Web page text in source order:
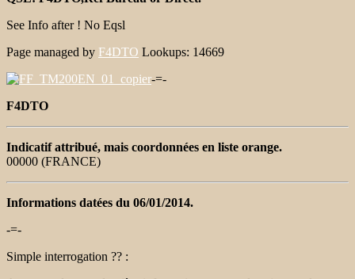
See Info after ! No Eqsl
Page managed by F4DTO Lookups: 14669
-=-
F4DTO
Indicatif attribué, mais coordonnées en liste orange.
00000 (FRANCE)
Informations datées du 06/01/2014.
-=-
Simple interrogation ?? :